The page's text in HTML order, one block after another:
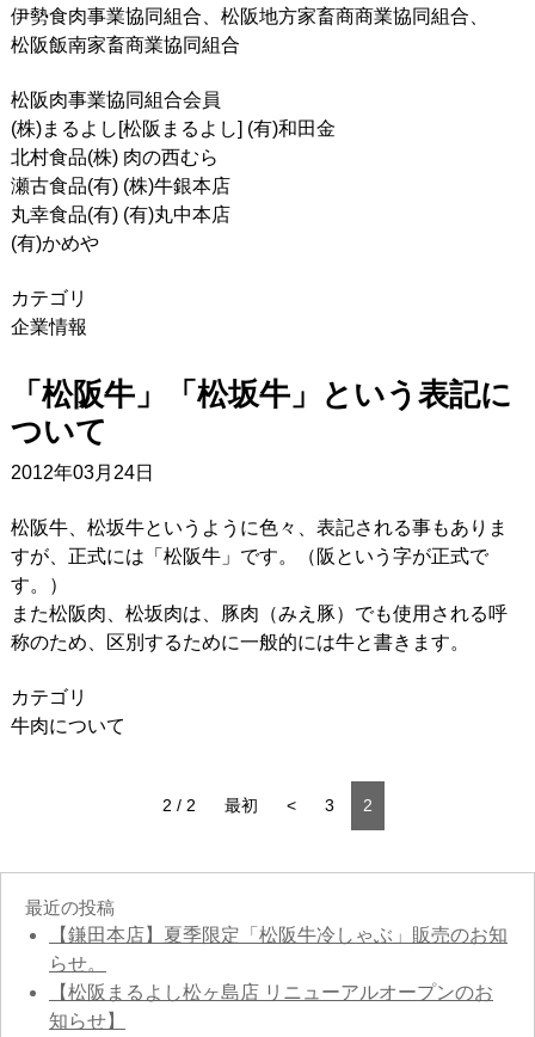
伊勢食肉事業協同組合、松阪地方家畜商商業協同組合、
松阪飯南家畜商業協同組合
松阪肉事業協同組合会員
(株)まるよし[松阪まるよし] (有)和田金
北村食品(株) 肉の西むら
瀬古食品(有) (株)牛銀本店
丸幸食品(有) (有)丸中本店
(有)かめや
カテゴリ
企業情報
「松阪牛」「松坂牛」という表記に
ついて
2012年03月24日
松阪牛、松坂牛というように色々、表記される事もありま
すが、正式には「松阪牛」です。（阪という字が正式で
す。）
また松阪肉、松坂肉は、豚肉（みえ豚）でも使用される呼
称のため、区別するために一般的には牛と書きます。
カテゴリ
牛肉について
2 / 2 最初 < 3 2
最近の投稿
【鎌田本店】夏季限定「松阪牛冷しゃぶ」販売のお知
らせ。
【松阪まるよし松ヶ島店 リニューアルオープンのお
知らせ】